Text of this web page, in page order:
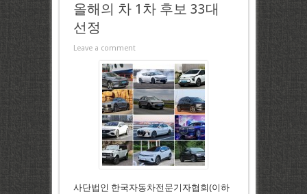
올해의 차 1차 후보 33대
선정
Leave a comment
사단법인 한국자동차전문기자협회(이하